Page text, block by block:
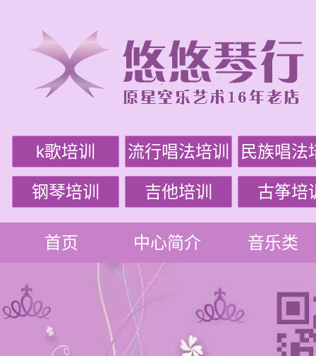
k歌培训 流行唱法培训 民族唱法
钢琴培训 吉他培训 古筝培
首页 中心简介 音乐类